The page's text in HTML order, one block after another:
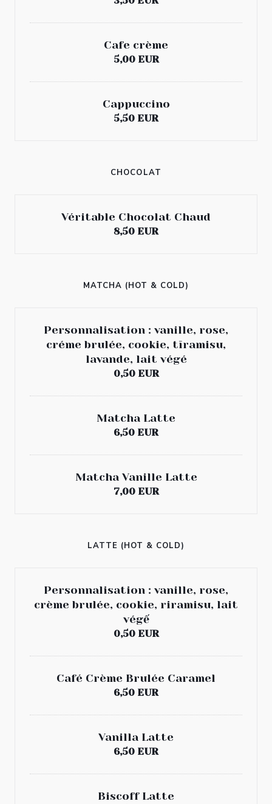
Cafe crème
5,00 EUR
Cappuccino
5,50 EUR
CHOCOLAT
Véritable Chocolat Chaud
8,50 EUR
MATCHA (HOT & COLD)
Personnalisation : vanille, rose,
créme brulée, cookie, tīramisu,
lavande, lait végé
0,50 EUR
Matcha Latte
6,50 EUR
Matcha Vanille Latte
7,00 EUR
LATTE (HOT & COLD)
Personnalisation : vanille, rose,
crème brulée, cookie, riramisu, lait
végế
0,50 EUR
Café Crème Brulée Caramel
6,50 EUR
Vanilla Latte
6,50 EUR
Biscoff Latte